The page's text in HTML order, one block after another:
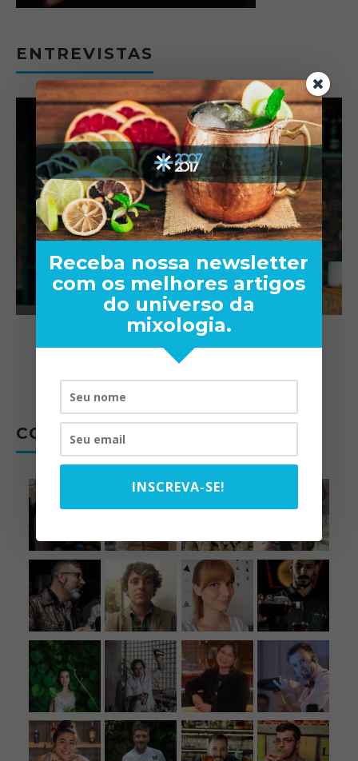
ENTREVISTAS
TOM OLIVEIRA – ENTREVISTA
EXCLUSIVA
CONTRIBUIÇÕES DE
Receba nossa newsletter
com os melhores artigos
do universo da
mixologia.
INSCREVA-SE!